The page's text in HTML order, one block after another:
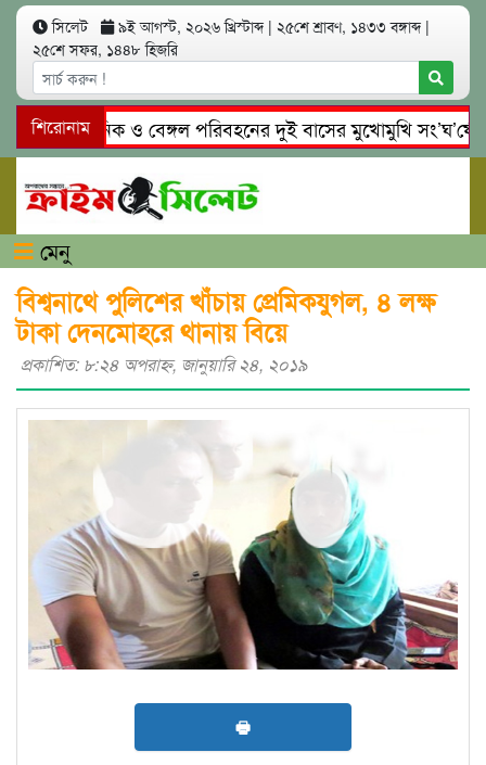
সিলেট ৯ই আগস্ট, ২০২৬ খ্রিস্টাব্দ | ২৫শে শ্রাবণ, ১৪৩৩ বঙ্গাব্দ |
২৫শে সফর, ১৪৪৮ হিজরি
শিরোনাম
ইউনিক ও বেঙ্গল পরিবহনের দুই বাসের মুখোমুখি সং’ঘ’র্ষে
মেনু
বিশ্বনাথে পুলিশের খাঁচায় প্রেমিকযুগল, ৪ লক্ষ
টাকা দেনমোহরে থানায় বিয়ে
প্রকাশিত: ৮:২৪ অপরাহ্ণ, জানুয়ারি ২৪, ২০১৯
🖶